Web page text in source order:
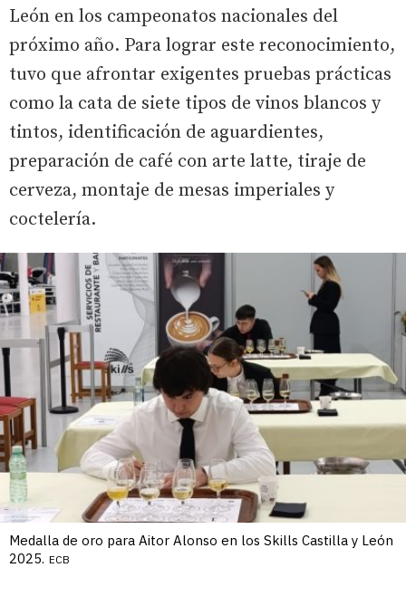
León en los campeonatos nacionales del
próximo año. Para lograr este reconocimiento,
tuvo que afrontar exigentes pruebas prácticas
como la cata de siete tipos de vinos blancos y
tintos, identificación de aguardientes,
preparación de café con arte latte, tiraje de
cerveza, montaje de mesas imperiales y
coctelería.
Medalla de oro para Aitor Alonso en los Skills Castilla y León
2025. ECB